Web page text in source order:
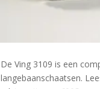
De Ving 3109 is een
langebaanschaatsen.